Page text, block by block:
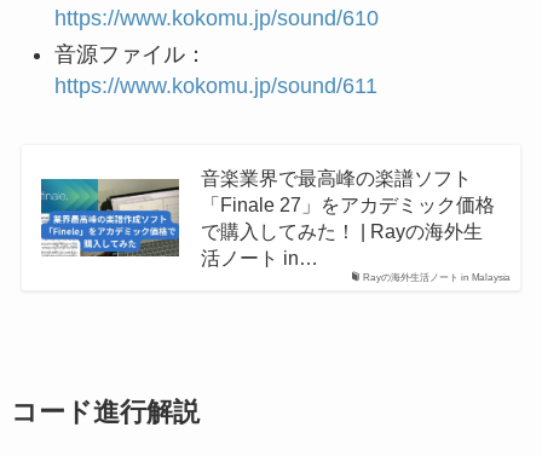
https://www.kokomu.jp/sound/610
音源ファイル：
https://www.kokomu.jp/sound/611
Rayの海外生活ノート in Malaysia
音楽業界で最高峰の楽譜ソフト
「Finale 27」をアカデミック価格
で購入してみた！ | Rayの海外生
活ノート in…
コード進行解説